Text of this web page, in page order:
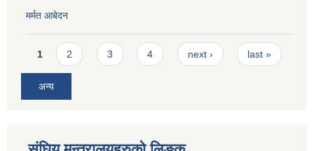
मर्मत आबेदन
Pages
1 2 3 4 next › last »
अन्य